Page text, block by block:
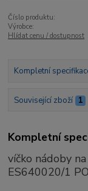
Číslo produktu:
Výrobce:
Hlídat cenu / dostupnost
Kompletní
Související zboží 1
Kompletní
víčko nádoby
ES640020/1